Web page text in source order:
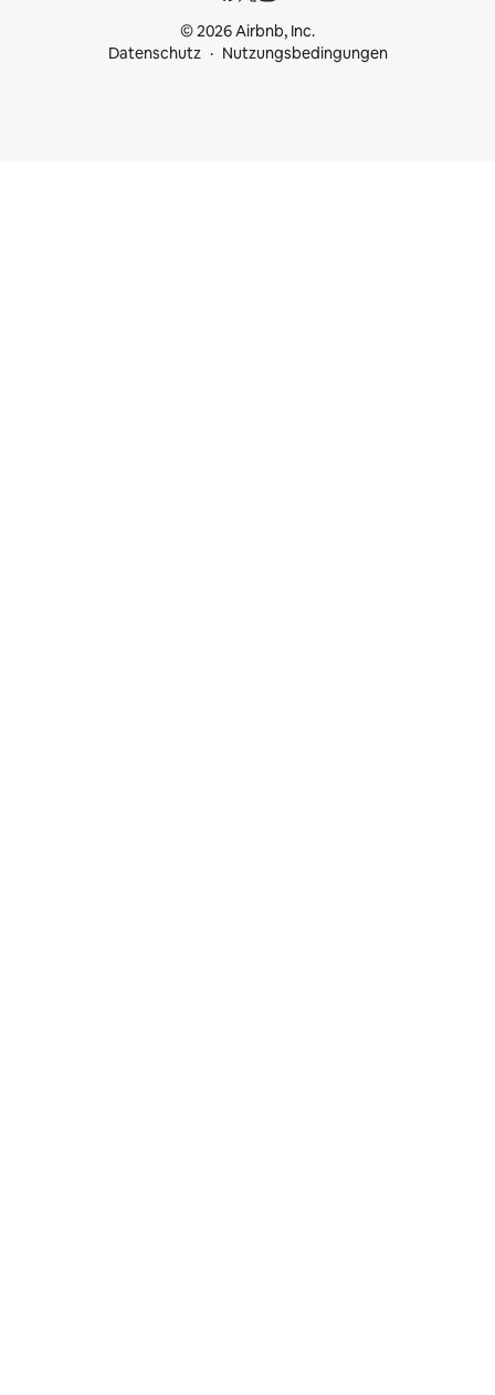
© 2026 Airbnb, Inc.
Datenschutz
Nutzungsbedingungen